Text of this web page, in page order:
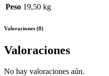
Peso 19,50 kg
Valoraciones (0)
Valoraciones
No hay valoraciones aún.